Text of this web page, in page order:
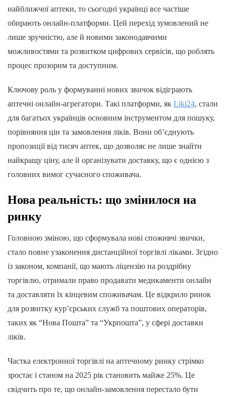
найближчої аптеки, то сьогодні українці все частіше
обирають онлайн-платформи. Цей перехід зумовлений не
лише зручністю, але й новими законодавчими
можливостями та розвитком цифрових сервісів, що роблять
процес прозорим та доступним.
Ключову роль у формуванні нових звичок відіграють
аптечні онлайн-агрегатори. Такі платформи, як Liki24, стали
для багатьох українців основним інструментом для пошуку,
порівняння цін та замовлення ліків. Вони об’єднують
пропозиції від тисяч аптек, що дозволяє не лише знайти
найкращу ціну, але й організувати доставку, що є однією з
головних вимог сучасного споживача.
Нова реальність: що змінилося на
ринку
Головною зміною, що сформувала нові споживчі звички,
стало повне узаконення дистанційної торгівлі ліками. Згідно
із законом, компанії, що мають ліцензію на роздрібну
торгівлю, отримали право продавати медикаменти онлайн
та доставляти їх кінцевим споживачам. Це відкрило ринок
для розвитку кур’єрських служб та поштових операторів,
таких як “Нова Пошта” та “Укрпошта”, у сфері доставки
ліків.
Частка електронної торгівлі на аптечному ринку стрімко
зростає і станом на 2025 рік становить майже 25%. Це
свідчить про те, що онлайн-замовлення перестало бути